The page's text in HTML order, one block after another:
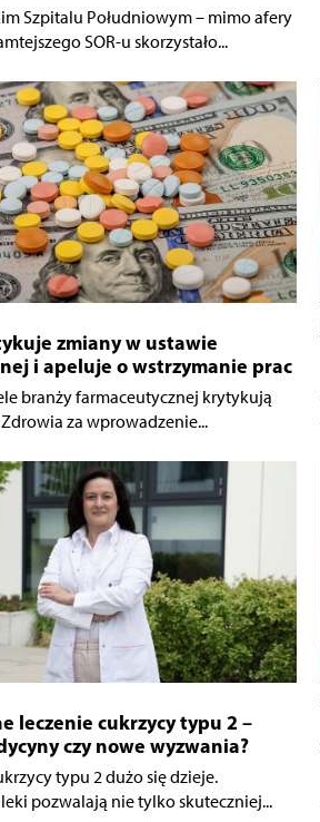
Szpitalu Południowym – mimo afery
SOR-u skorzystało...
zmiany w ustawie
i apeluje o wstrzymanie prac
branży farmaceutycznej krytykują
za wprowadzenie...
leczenie cukrzycy typu 2 –
czy nowe wyzwania?
typu 2 dużo się dzieje.
pozwalają nie tylko skuteczniej...